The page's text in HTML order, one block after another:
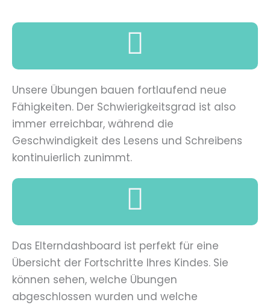
Unsere Übungen bauen fortlaufend neue
Fähigkeiten. Der Schwierigkeitsgrad ist also
immer erreichbar, während die
Geschwindigkeit des Lesens und Schreibens
kontinuierlich zunimmt.
Das Elterndashboard ist perfekt für eine
Übersicht der Fortschritte Ihres Kindes. Sie
können sehen, welche Übungen
abgeschlossen wurden und welche